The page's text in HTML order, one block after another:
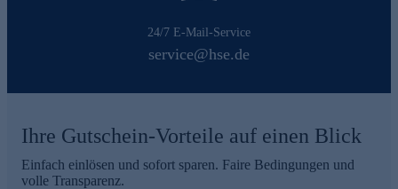
24/7 E-Mail-Service
service@hse.de
Ihre Gutschein-Vorteile auf einen Blick
Einfach einlösen und sofort sparen. Faire Bedingungen und
volle Transparenz.